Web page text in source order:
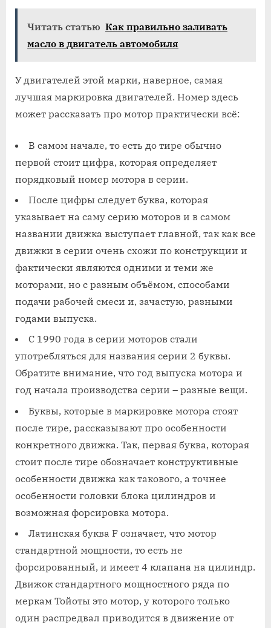
Читать статью Как правильно заливать
масло в двигатель автомобиля
У двигателей этой марки, наверное, самая
лучшая маркировка двигателей. Номер здесь
может рассказать про мотор практически всё:
В самом начале, то есть до тире обычно
первой стоит цифра, которая определяет
порядковый номер мотора в серии.
После цифры следует буква, которая
указывает на саму серию моторов и в самом
названии движка выступает главной, так как все
движки в серии очень схожи по конструкции и
фактически являются одними и теми же
моторами, но с разным объёмом, способами
подачи рабочей смеси и, зачастую, разными
годами выпуска.
С 1990 года в серии моторов стали
употребляться для названия серии 2 буквы.
Обратите внимание, что год выпуска мотора и
год начала производства серии – разные вещи.
Буквы, которые в маркировке мотора стоят
после тире, рассказывают про особенности
конкретного движка. Так, первая буква, которая
стоит после тире обозначает конструктивные
особенности движка как такового, а точнее
особенности головки блока цилиндров и
возможная форсировка мотора.
Латинская буква F означает, что мотор
стандартной мощности, то есть не
форсированный, и имеет 4 клапана на цилиндр.
Движок стандартного мощностного ряда по
меркам Тойоты это мотор, у которого только
один распредвал приводится в движение от